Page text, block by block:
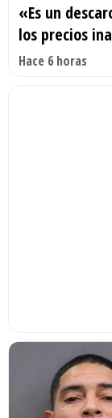
«Es un
los precios
Hace 6 horas